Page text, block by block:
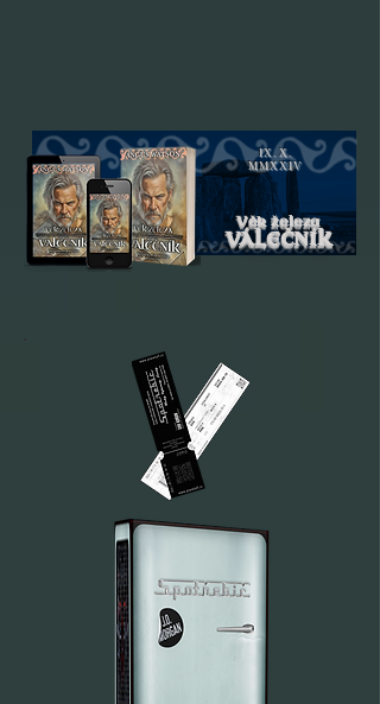
Věk železa
VÁLEČNÍK
IX. X.
MMXXIV